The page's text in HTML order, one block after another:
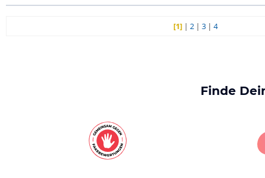
[1] |2 |3 |4
Finde